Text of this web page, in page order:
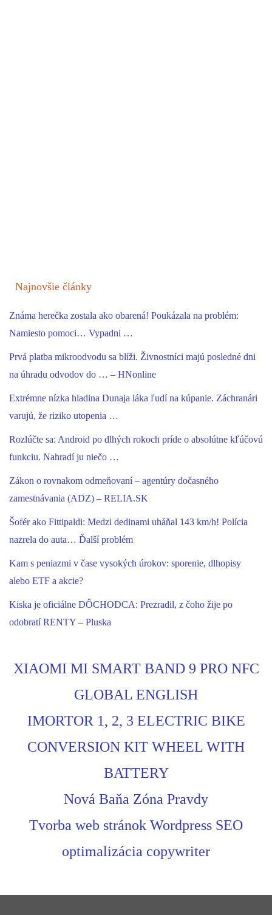
Najnovšie články
Známa herečka zostala ako obarená! Poukázala na problém:
Namiesto pomoci… Vypadni …
Prvá platba mikroodvodu sa blíži. Živnostníci majú posledné dni
na úhradu odvodov do … – HNonline
Extrémne nízka hladina Dunaja láka ľudí na kúpanie. Záchranári
varujú, že riziko utopenia …
Rozlúčte sa: Android po dlhých rokoch príde o absolútne kľúčovú
funkciu. Nahradí ju niečo …
Zákon o rovnakom odmeňovaní – agentúry dočasného
zamestnávania (ADZ) – RELIA.SK
Šofér ako Fittipaldi: Medzi dedinami uháňal 143 km/h! Polícia
nazrela do auta… Ďalší problém
Kam s peniazmi v čase vysokých úrokov: sporenie, dlhopisy
alebo ETF a akcie?
Kiska je oficiálne DÔCHODCA: Prezradil, z čoho žije po
odobratí RENTY – Pluska
XIAOMI MI SMART BAND 9 PRO NFC
GLOBAL ENGLISH
IMORTOR 1, 2, 3 ELECTRIC BIKE
CONVERSION KIT WHEEL WITH
BATTERY
Nová Baňa Zóna Pravdy
Tvorba web stránok Wordpress SEO
optimalizácia copywriter